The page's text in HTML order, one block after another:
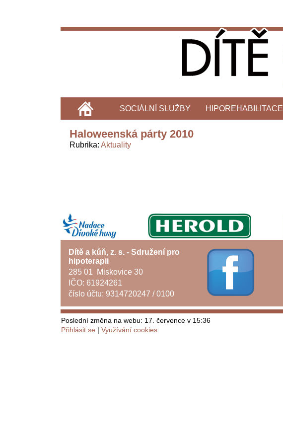
SOCIÁLNÍ SLUŽBY HIPOREHABILITACE
Haloweenská párty 2010
Rubrika Aktuality
Dítě a kůň, z. s. - Sdružení pro
hipoterapii
285 01 Miskovice 30
IČO: 61924261
číslo účtu: 9314720247 / 0100
Poslední změna na webu: 17. července v 15:36
Přihlásit se
Využívání cookies